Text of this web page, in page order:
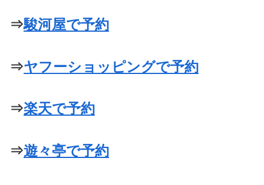
⇒駿河屋で予約
⇒ヤフーショッピングで予約
⇒楽天で予約
⇒遊々亭で予約